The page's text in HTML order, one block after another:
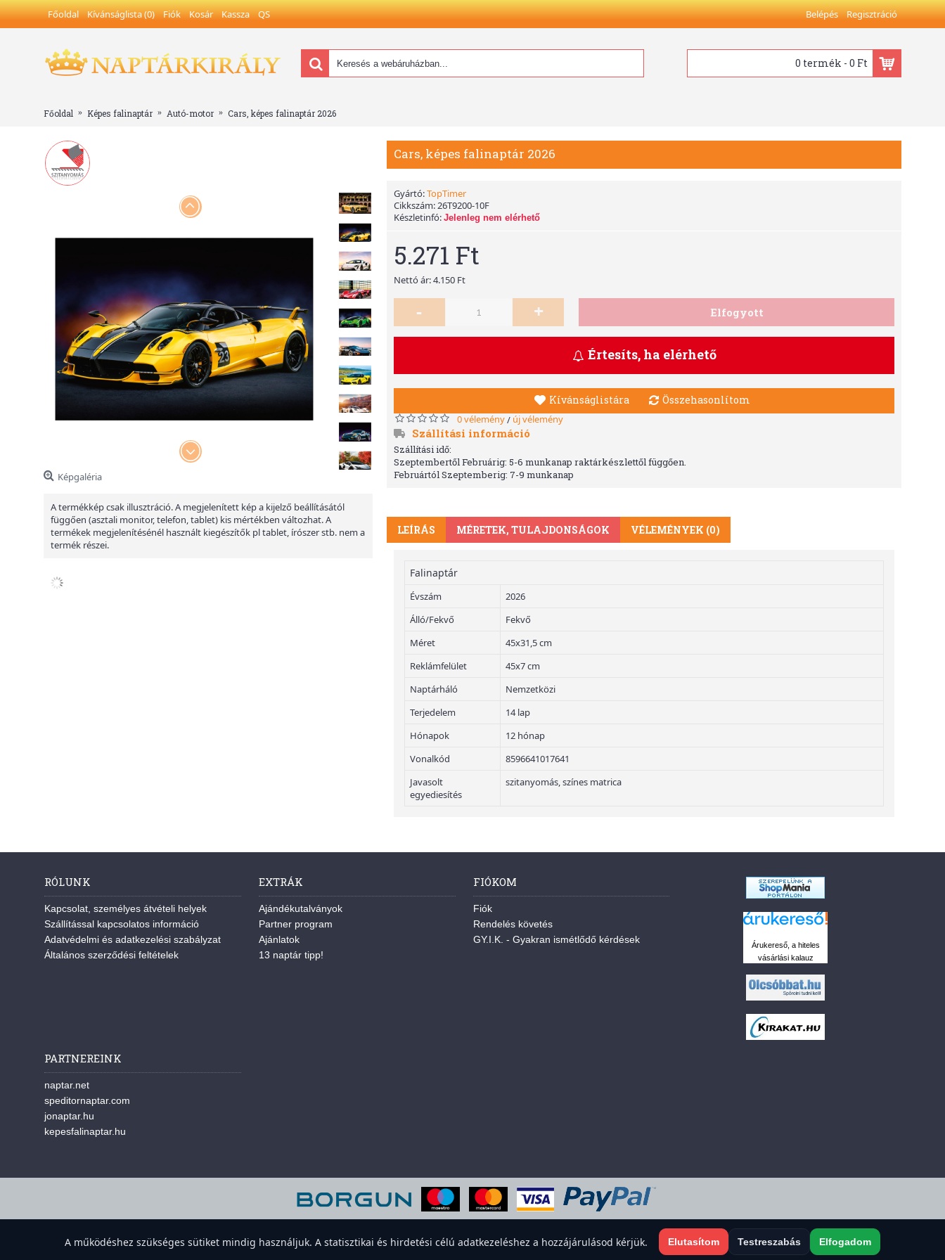
Főoldal Kívánságlista (0) Fiók Kosár Kassza QS Belépés Regisztráció
0 termék - 0 Ft
Főoldal Képes falinaptár Autó-motor Cars, képes falinaptár 2026
Képgaléria
A termékkép csak illusztráció. A megjelenített kép a kijelző beállításától
függően (asztali monitor, telefon, tablet) kis mértékben változhat. A
termékek megjelenítésénél használt kiegészítők pl tablet, írószer stb. nem a
termék részei.
Cars, képes falinaptár 2026
Gyártó:TopTimer
Cikkszám:26T9200-10F
Készletinfó: Jelenleg nem elérhető
5.271 Ft
Nettó ár: 4.150 Ft
- + Elfogyott
Értesíts, ha elérhető
Kívánságlistára Összehasonlítom
0 vélemény/ új vélemény
Szállítási információ
Szállítási idő:
Szeptembertől Februárig: 5-6 munkanap raktárkészlettől függően.
Februártól Szeptemberig: 7-9 munkanap
LEÍRÁS MÉRETEK, TULAJDONSÁGOK VÉLEMÉNYEK (0)
Falinaptár
Évszám
2026
Álló/Fekvő
Fekvő
Méret
45x31,5 cm
Reklámfelület
45x7 cm
Naptárháló
Nemzetközi
Terjedelem
14 lap
Hónapok
12 hónap
Vonalkód
8596641017641
Javasolt
egyediesítés
szitanyomás, színes matrica
RÓLUNK
Kapcsolat, személyes átvételi helyek
Szállítással kapcsolatos információ
Adatvédelmi és adatkezelési szabályzat
Általános szerződési feltételek
EXTRÁK
Ajándékutalványok
Partner program
Ajánlatok
13 naptár tipp!
FIÓKOM
Fiók
Rendelés követés
GY.I.K. - Gyakran ismétlődő kérdések
Árukereső, a hiteles
vásárlási kalauz
PARTNEREINK
naptar.net
speditornaptar.com
jonaptar.hu
kepesfalinaptar.hu
Süti-beállítások megnyitása
A működéshez szükséges sütiket mindig használjuk. A statisztikai és hirdetési célú adatkezeléshez a hozzájárulásod kérjük. Elutasítom Testreszabás Elfogadom
A weboldal sütiket használ a felhasználói élmény javítása érdekében. Elfogadod a sütiket?
Elfogadom Elutasítom